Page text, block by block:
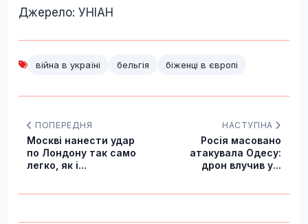
Джерело: УНІАН
війна в україні бельгія біженці в європі
ПОПЕРЕДНЯ
Москві нанести удар
по Лондону так само
легко, як і...
НАСТУПНА
Росія масовано
атакувала Одесу:
дрон влучив у...